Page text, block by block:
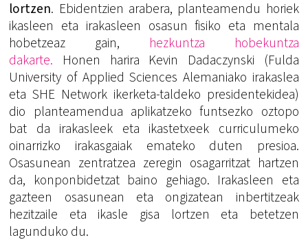
lortzen. Ebidentzien arabera, planteamendu horiek
ikasleen eta irakasleen osasun fisiko eta mentala
hobetzeaz gain, hezkuntza hobekuntza
dakarte. Honen harira Kevin Dadaczynski (Fulda
University of Applied Sciences Alemaniako irakaslea
eta SHE Network ikerketa-taldeko presidentekidea)
dio planteamendua aplikatzeko funtsezko oztopo
bat da irakasleek eta ikastetxeek curriculumeko
oinarrizko irakasgaiak emateko duten presioa.
Osasunean zentratzea zeregin osagarritzat hartzen
da, konponbidetzat baino gehiago. Irakasleen eta
gazteen osasunean eta ongizatean inbertitzeak
hezitzaile eta ikasle gisa lortzen eta betetzen
lagunduko du.